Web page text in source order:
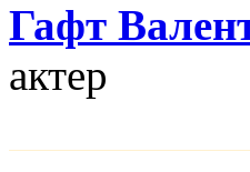
Гафт
актер